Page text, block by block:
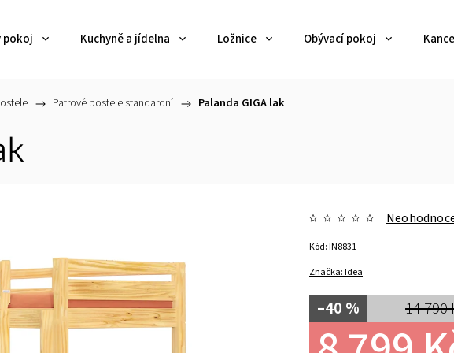
pokoj Kuchyně a jídelna Ložnice Obývací pokoj
/ Patrové postele standardní / Palanda GIGA lak
Značka:Idea
14 790
–40 %
Kód:IN8831